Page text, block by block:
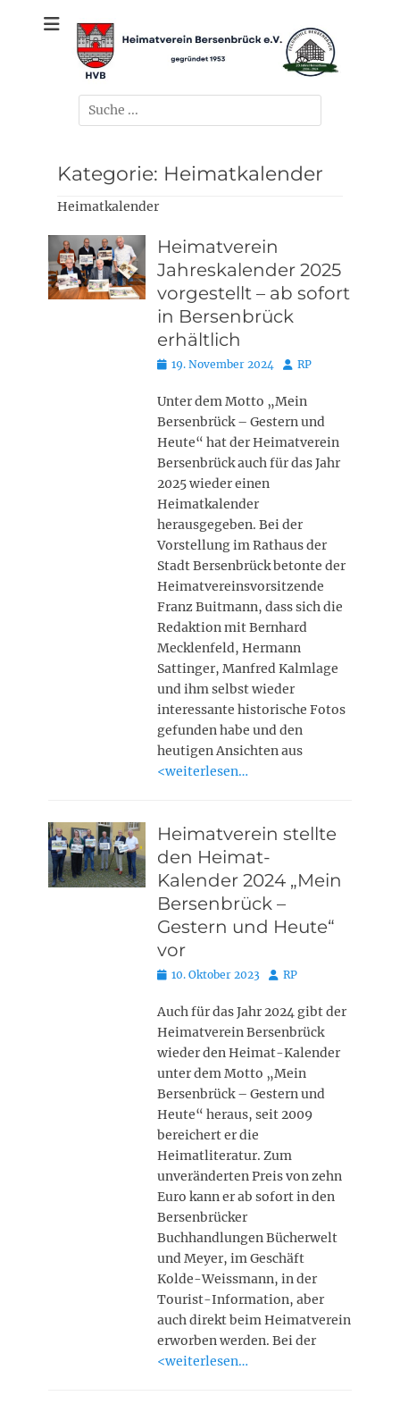
Heimatverein
Bersenbrück e.V.
gegründet 1953
Suchen
nach:
Kategorie: Heimatkalender
Heimatkalender
Heimatverein
Jahreskalender 2025
vorgestellt – ab sofort
in Bersenbrück
erhältlich
Posted
19. November 2024 Autor
RP
Unter dem Motto „Mein
Bersenbrück – Gestern und
Heute“ hat der Heimatverein
Bersenbrück auch für das Jahr
2025 wieder einen
Heimatkalender
herausgegeben. Bei der
Vorstellung im Rathaus der
Stadt Bersenbrück betonte der
Heimatvereinsvorsitzende
Franz Buitmann, dass sich die
Redaktion mit Bernhard
Mecklenfeld, Hermann
Sattinger, Manfred Kalmlage
und ihm selbst wieder
interessante historische Fotos
gefunden habe und den
heutigen Ansichten aus
<weiterlesen…
Heimatverein stellte
den Heimat-
Kalender 2024 „Mein
Bersenbrück –
Gestern und Heute“
vor
Posted
10. Oktober 2023 Autor
RP
Auch für das Jahr 2024 gibt der
Heimatverein Bersenbrück
wieder den Heimat-Kalender
unter dem Motto „Mein
Bersenbrück – Gestern und
Heute“ heraus, seit 2009
bereichert er die
Heimatliteratur. Zum
unveränderten Preis von zehn
Euro kann er ab sofort in den
Bersenbrücker
Buchhandlungen Bücherwelt
und Meyer, im Geschäft
Kolde-Weissmann, in der
Tourist-Information, aber
auch direkt beim Heimatverein
erworben werden. Bei der
<weiterlesen…